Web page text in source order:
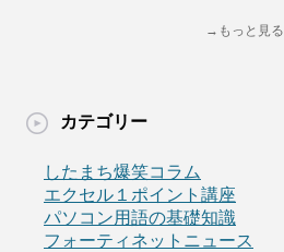
→もっと見る
カテゴリー
したまち爆笑コラム
エクセル１ポイント講座
パソコン用語の基礎知識
フォーティネットニュース